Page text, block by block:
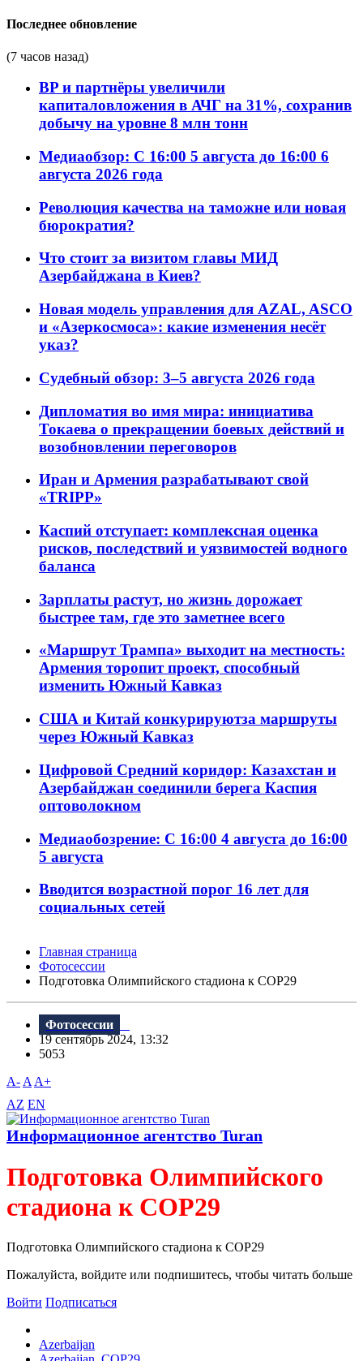
Последнее обновление
(7 часов назад)
BP и партнёры увеличили
капиталовложения в АЧГ на 31%, сохранив
добычу на уровне 8 млн тонн
Медиаобзор: С 16:00 5 августа до 16:00 6
августа 2026 года
Революция качества на таможне или новая
бюрократия?
Что стоит за визитом главы МИД
Азербайджана в Киев?
Новая модель управления для AZAL, ASCO
и «Азеркосмоса»: какие изменения несёт
указ?
Судебный обзор: 3–5 августа 2026 года
Дипломатия во имя мира: инициатива
Токаева о прекращении боевых действий и
возобновлении переговоров
Иран и Армения разрабатывают свой
«TRIPP»
Каспий отступает: комплексная оценка
рисков, последствий и уязвимостей водного
баланса
Зарплаты растут, но жизнь дорожает
быстрее там, где это заметнее всего
«Маршрут Трампа» выходит на местность:
Армения торопит проект, способный
изменить Южный Кавказ
США и Китай конкурируютза маршруты
через Южный Кавказ
Цифровой Средний коридор: Казахстан и
Азербайджан соединили берега Каспия
оптоволокном
Медиаобозрение: С 16:00 4 августа до 16:00
5 августа
Вводится возрастной порог 16 лет для
социальных сетей
Главная страница
Фотосессии
Подготовка Олимпийского стадиона к COP29
Фотосессии
19 сентябрь 2024, 13:32
5053
A- A A+
AZ EN
Информационное агентство Turan
Подготовка Олимпийского
стадиона к COP29
Подготовка Олимпийского стадиона к COP29
Пожалуйста, войдите или подпишитесь, чтобы читать больше
Войти Подписаться
Azerbaijan